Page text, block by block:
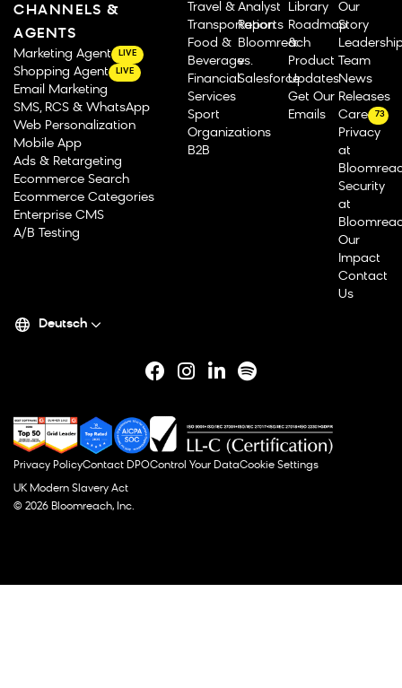
CHANNELS &
AGENTS
Marketing Agent LIVE
Shopping Agent LIVE
Email Marketing
SMS, RCS & WhatsApp
Web Personalization
Mobile App
Ads & Retargeting
Ecommerce Search
Ecommerce Categories
Enterprise CMS
A/B Testing
Travel &
Transportation
Food &
Beverage
Financial
Services
Sport
Organizations
B2B
Analyst
Reports
Bloomreach
vs.
Salesforce
Library
Roadmap
&
Product
Updates
Get Our
Emails
Our
Story
Team
News
Releases
Careers
73
Privacy
at
Security
at
Our
Impact
Contact
Us
Deutsch
© 2026 Bloomreach, Inc.
Privacy PolicyContact DPOControl Your DataCookie Settings
UK Modern Slavery Act